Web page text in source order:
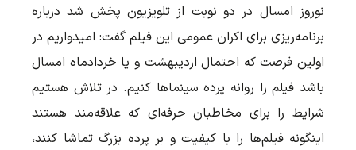
نوروز امسال در دو نوبت از تلویزیون پخش شد درباره
برنامه‌ریزی برای اکران عمومی این فیلم گفت: امیدواریم در
اولین فرصت که احتمال اردیبهشت و یا خردادماه امسال
باشد فیلم را روانه پرده سینماها کنیم. در تلاش هستیم
شرایط را برای مخاطبان حرفه‌ای که علاقه‌مند هستند
اینگونه فیلم‌ها را با کیفیت و بر پرده بزرگ تماشا کنند،